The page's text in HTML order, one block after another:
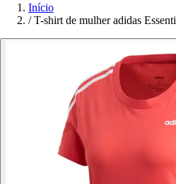
Início
/ T-shirt de mulher adidas